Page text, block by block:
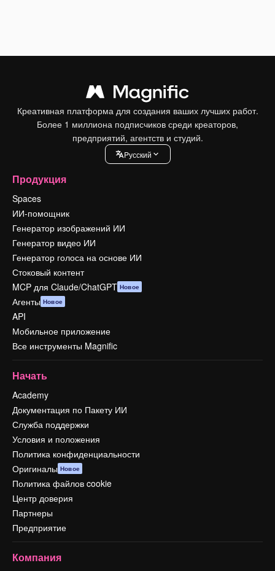
Креативная платформа для создания ваших лучших работ.
Более 1 миллиона подписчиков среди креаторов,
предприятий, агентств и студий.
Pусский
Продукция
Spaces
ИИ-помощник
Генератор изображений ИИ
Генератор видео ИИ
Генератор голоса на основе ИИ
Стоковый контент
MCP для Claude/ChatGPT Новое
Агенты Новое
API
Мобильное приложение
Все инструменты Magnific
Начать
Academy
Документация по Пакету ИИ
Служба поддержки
Условия и положения
Политика конфиденциальности
Оригиналы Новое
Политика файлов cookie
Центр доверия
Партнеры
Предприятие
Компания